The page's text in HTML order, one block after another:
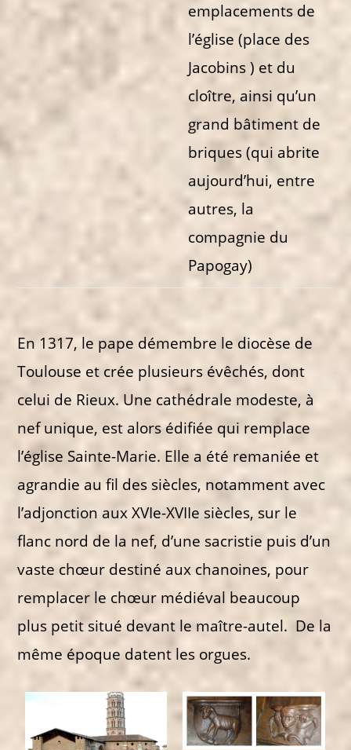
emplacements de
l’église (place des
Jacobins ) et du
cloître, ainsi qu’un
grand bâtiment de
briques (qui abrite
aujourd’hui, entre
autres, la
compagnie du
Papogay)
En 1317, le pape démembre le diocèse de
Toulouse et crée plusieurs évêchés, dont
celui de Rieux. Une cathédrale modeste, à
nef unique, est alors édifiée qui remplace
l’église Sainte-Marie. Elle a été remaniée et
agrandie au fil des siècles, notamment avec
l’adjonction aux XVIe-XVIIe siècles, sur le
flanc nord de la nef, d’une sacristie puis d’un
vaste chœur destiné aux chanoines, pour
remplacer le chœur médiéval beaucoup
plus petit situé devant le maître-autel. De la
même époque datent les orgues.